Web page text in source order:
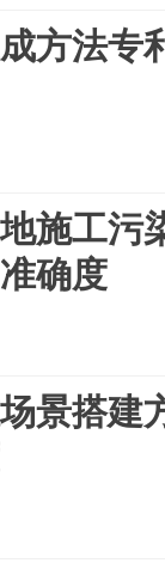
方法专
施工污
确度
景搭建